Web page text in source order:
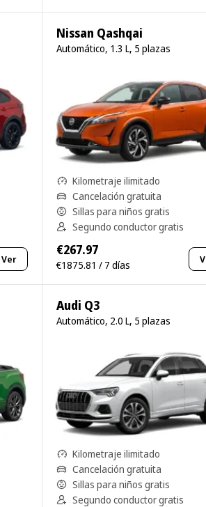
Ver
Nissan Qashqai
Automático, 1.3 L, 5 plazas
Kilometraje ilimitado
Cancelación gratuita
Sillas para niños gratis
Segundo conductor gratis
€267.97
€1875.81 / 7 días
Audi Q3
Automático, 2.0 L, 5 plazas
Kilometraje ilimitado
Cancelación gratuita
Sillas para niños gratis
Segundo conductor gratis